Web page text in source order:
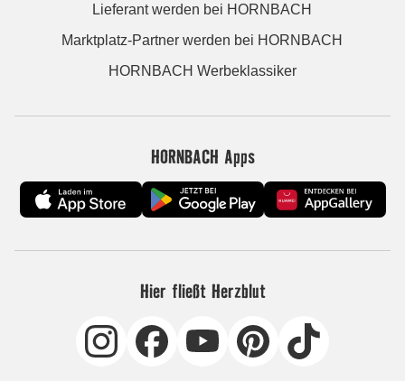
Lieferant werden bei HORNBACH
Marktplatz-Partner werden bei HORNBACH
HORNBACH Werbeklassiker
HORNBACH Apps
Hier fließt Herzblut